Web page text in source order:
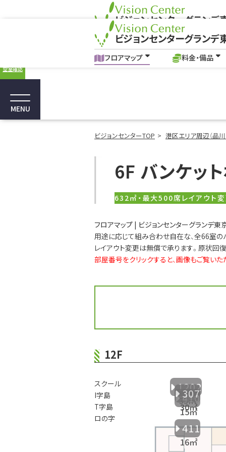
ビジョンセンターグラン
フロアマップ｜浜松町駅・大門の貸し会議
フロアマップ 料金・備品
空室確認
MENU
ビジョンセンターグラン
フロアマップ 料金・備品
ビジョンセンターTOP 港区エリア周辺（品川
6F バンケッ
632㎡・最大500席 レイアウト
フロアマップ | ビジョンセンターグランデ東
用途に応じて組み合わせ自在な、全66室の
レイアウト変更は無償で承ります。原状回
部屋番号をクリックすると、画像もご覧いた
12F
1202
スクール
I字島
T字島
ロの字
410
411
307